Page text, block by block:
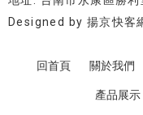
Designed by 揚京快客
回首頁 關於我們
產品展示